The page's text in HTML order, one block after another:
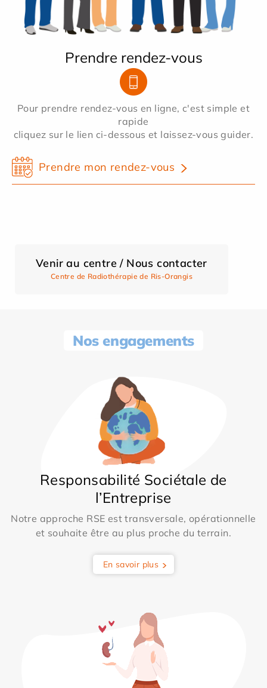
Prendre rendez-vous
Pour prendre rendez-vous en ligne, c'est simple et
rapide
cliquez sur le lien ci-dessous et laissez-vous guider.
Prendre mon rendez-vous
Venir au centre / Nous contacter
Centre de Radiothérapie de Ris-Orangis
Nos engagements
Responsabilité Sociétale de
l’Entreprise
Notre approche RSE est transversale, opérationnelle
et souhaite être au plus proche du terrain.
En savoir plus